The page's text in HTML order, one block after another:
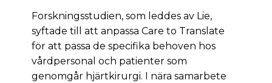
Forskningsstudien, som leddes av Lie,
syftade till att anpassa Care to Translate
för att passa de specifika behoven hos
vårdpersonal och patienter som
genomgår hjärtkirurgi. I nära samarbete